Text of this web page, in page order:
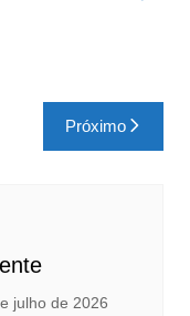
Próximo
julho de 2026